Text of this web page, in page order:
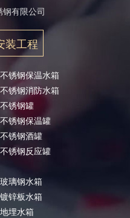
有限公司
装工程
不锈钢保温水箱
不锈钢消防水箱
不锈钢罐
不锈钢保温罐
不锈钢酒罐
不锈钢反应罐
玻璃钢水箱
镀锌板水箱
地埋水箱